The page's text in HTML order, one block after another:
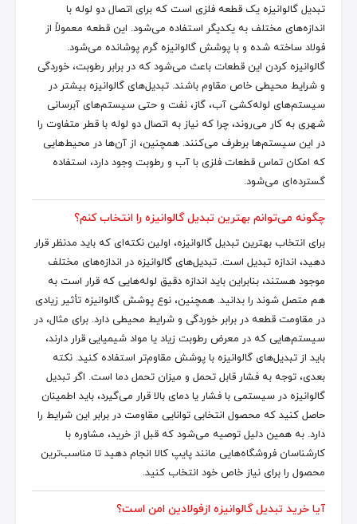
تبدیل گالوانیزه یک قطعه فلزی است که برای اتصال دو لوله با
اندازه‌های مختلف به یکدیگر استفاده می‌شود. این قطعه معمولاً از
فولاد ساخته شده و با پوشش گالوانیزه گرم پوشانده می‌شود.
گالوانیزه کردن این قطعات باعث می‌شود که در برابر رطوبت، خوردگی
و شرایط محیطی خاص مقاوم باشند. تبدیل‌های گالوانیزه بیشتر در
سیستم‌های لوله‌کشی آب، گاز، نفت و حتی سیستم‌های آبرسانی
شهری به کار می‌روند، چرا که نیاز به اتصال دو لوله با قطر متفاوت را
در این سیستم‌ها برطرف می‌کنند. همچنین، از آن‌ها در محیط‌هایی
که امکان تماس قطعات فلزی با آب و رطوبت وجود دارد، استفاده
گسترده‌ای می‌شود.
چگونه می‌توانم بهترین تبدیل گالوانیزه را انتخاب کنم؟
برای انتخاب بهترین تبدیل گالوانیزه، اولین نکته‌ای که باید مدنظر قرار
دهید، اندازه تبدیل است. تبدیل‌های گالوانیزه در اندازه‌های مختلف
موجود هستند، بنابراین باید اندازه دقیق لوله‌هایی که قرار است به
هم متصل شوند را بدانید. همچنین، نوع پوشش گالوانیزه تأثیر زیادی
در مقاومت قطعه در برابر خوردگی و شرایط محیطی دارد. برای مثال، در
سیستم‌هایی که در معرض رطوبت زیاد یا مواد شیمیایی قرار دارند،
باید از تبدیل‌های گالوانیزه با پوشش مقاوم‌تر استفاده کنید. نکته
بعدی، توجه به فشار قابل تحمل و میزان تحمل دما است. اگر تبدیل
گالوانیزه در سیستمی با فشار یا دمای بالا قرار می‌گیرد، باید اطمینان
حاصل کنید که محصول انتخابی توانایی مقاومت در برابر این شرایط را
دارد. به همین دلیل توصیه می‌شود که قبل از خرید، مشاوره با
کارشناسان فروشگاه‌هایی مانند پایپ کالا انجام دهید تا مناسب‌ترین
محصول را برای نیاز خاص خود انتخاب کنید.
آیا خرید تبدیل گالوانیزه ازفولادین امن است؟